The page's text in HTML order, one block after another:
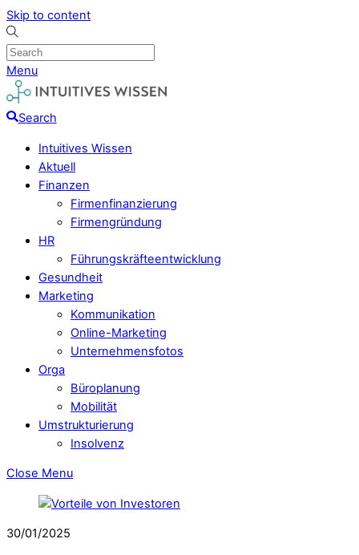
Skip to content
Menu
Search
Intuitives Wissen
Aktuell
Finanzen
Firmenfinanzierung
Firmengründung
HR
Führungskräfteentwicklung
Gesundheit
Marketing
Kommunikation
Online-Marketing
Unternehmensfotos
Orga
Büroplanung
Mobilität
Umstrukturierung
Insolvenz
Close Menu
30/01/2025